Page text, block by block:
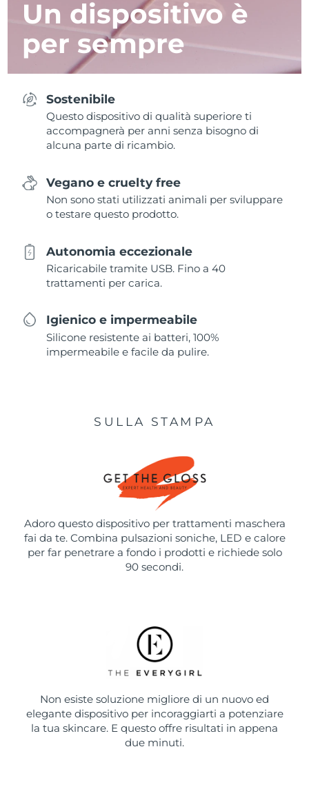
Un dispositivo è
per sempre
Sostenibile
Questo dispositivo di qualità superiore ti
accompagnerà per anni senza bisogno di
alcuna parte di ricambio.
Vegano e cruelty free
Non sono stati utilizzati animali per sviluppare
o testare questo prodotto.
Autonomia eccezionale
Ricaricabile tramite USB. Fino a 40
trattamenti per carica.
Igienico e impermeabile
Silicone resistente ai batteri, 100%
impermeabile e facile da pulire.
SULLA STAMPA
Adoro questo dispositivo per trattamenti maschera
fai da te. Combina pulsazioni soniche, LED e calore
per far penetrare a fondo i prodotti e richiede solo
90 secondi.
Non esiste soluzione migliore di un nuovo ed
elegante dispositivo per incoraggiarti a potenziare
la tua skincare. E questo offre risultati in appena
due minuti.